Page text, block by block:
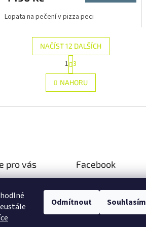
Odmítnout Souhlasím
Lopata na pečení v pizza peci
O
v
l
d
k
v
ý
p
NAČÍST 12 DALŠÍCH
S
t
r
á
n
1 3
NAHORU
pro vás
osobních
Facebook